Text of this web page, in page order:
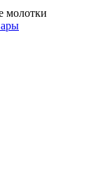
молотки